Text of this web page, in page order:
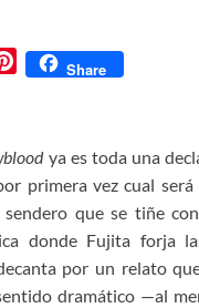
P
e
r
e
s
t
Share
ya es toda una
primera vez cual
que se tiñe
donde Fujita forja
por un relato
dramático —al